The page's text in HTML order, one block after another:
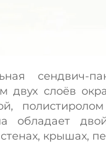
сендвич-
двух слоёв
обладает
крышах,